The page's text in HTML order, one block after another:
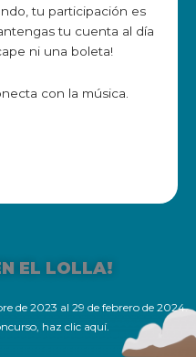
tu participación es
tu cuenta al día
ni una boleta!
con la música.
EL LOLLA!
de 2023 al 29 de febrero de 2024.
haz clic aquí.